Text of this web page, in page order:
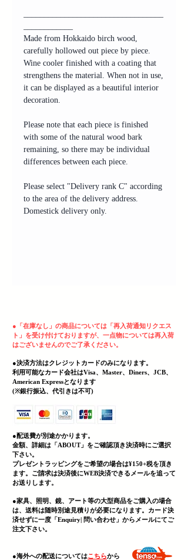
Made from Hokkaido birch wood,
carefully hollowed out piece by piece.
Wine cooler finished with a coating that
strengthens the material. When not in use,
it can be displayed as a beautiful interior
decoration.
Please note that each piece is finished
with some of the natural wood bark
remaining, so there may be individual
differences between each piece.
Please select "Delivery rank C" according
to the area of the delivery address.
Domestick delivery only.
● 「在庫なし」の商品については「再入荷通知リクエス
ト」を受け付けておりますが、一点物については再入荷
はございませんのでご了承ください。
●決済方法はクレジットカードのみになります。
利用可能なカード会社はVisa、Master、Diners、JCB、
American Expressとなります
(​※銀行振込、代引きは不可)
●配送費が別途かかります。
金額、詳細は「ABOUT」をご確認頂き決済時にご選択
下さい。
プレゼントラッピングをご希望の場合は¥150+税を頂き
ます。ご請求は決済後にWEB決済できる メールを追って
お送りします。
●家具、照明、鏡、 アート等の大型商品をご購入の場合
は、送料は随時別途見積りが必要になります。カード決
済せずに一度「Enquiry| 問い合わせ」からメールにてご
注文下さい。
​●海外への配送についてはこちらから